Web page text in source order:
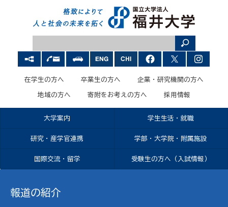
在学生の方へ 卒業生の方へ 企業・研究機関の方へ
地域の方へ 寄附をお考えの方へ 採用情報
大学案内 学生生活・就職
研究・産学官連携 学部・大学院・附属施設
国際交流・留学 受験生の方へ（入試情報）
報道の紹介